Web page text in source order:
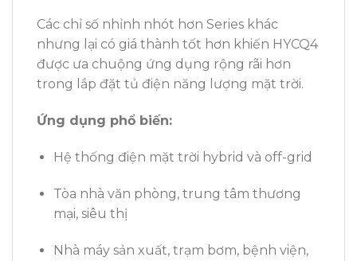
Các chỉ số nhỉnh nhót hơn Series khác
nhưng lại có giá thành tốt hơn khiến HYCQ4
được ưa chuộng ứng dụng rộng rãi hơn
trong lắp đặt tủ điện năng lượng mặt trời.
Ứng dụng phổ biến:
Hệ thống điện mặt trời hybrid và off-grid
Tòa nhà văn phòng, trung tâm thương
mại, siêu thị
Nhà máy sản xuất, trạm bơm, bệnh viện,